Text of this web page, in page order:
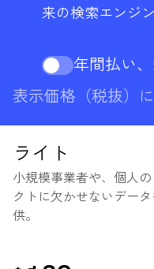
来の検索エンジ
年間払い、
表示価格（税抜）
ライト
小規模事業者や、個人の
クトに欠かせないデー
供。